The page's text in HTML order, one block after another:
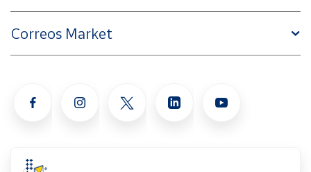
Correos Market